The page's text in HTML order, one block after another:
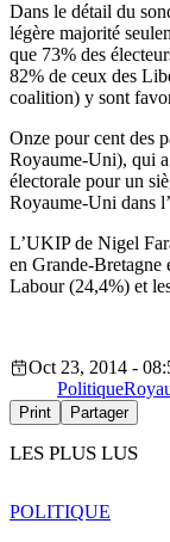
Dans le détail du
légère majorité
que 73% des
82% de ceux des
coalition) y sont
Onze pour cent des
Royaume-Uni), qui
électorale pour un
Royaume-Uni dans
L’UKIP de Nigel
en Grande-Bretagne
Labour (24,4%) et
Oct 23, 2014 -
Politique
Print Partager
LES PLUS LUS
POLITIQUE